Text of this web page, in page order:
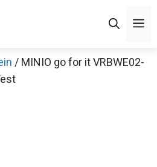
/ MINIO go for it VRBWE02-